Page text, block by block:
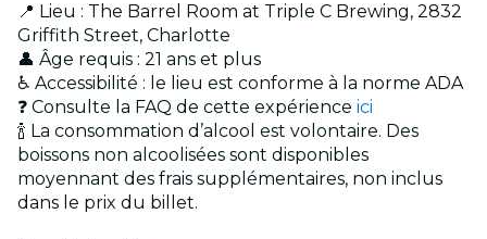
📍 Lieu : The Barrel Room at Triple C Brewing, 2832
Griffith Street, Charlotte
👤 Âge requis : 21 ans et plus
♿ Accessibilité : le lieu est conforme à la norme ADA
❓ Consulte la FAQ de cette expérience ici
🍾 La consommation d’alcool est volontaire. Des
boissons non alcoolisées sont disponibles
moyennant des frais supplémentaires, non inclus
dans le prix du billet.